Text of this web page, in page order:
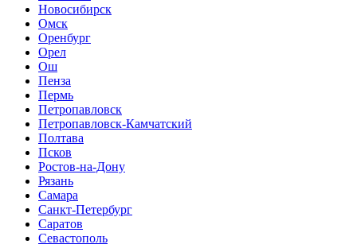
Новосибирск
Омск
Оренбург
Орел
Ош
Пенза
Пермь
Петропавловск
Петропавловск-Камчатский
Полтава
Псков
Ростов-на-Дону
Рязань
Самара
Санкт-Петербург
Саратов
Севастополь